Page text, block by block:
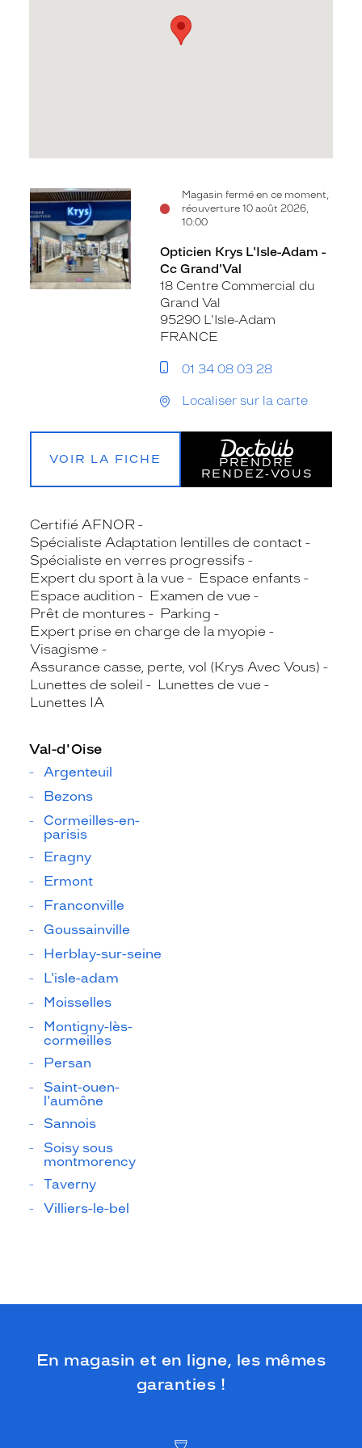
Magasin fermé en ce moment,
réouverture 10 août 2026,
10:00
Voir
la
fiche
Opticien Krys L'Isle-Adam -
Cc Grand'Val
18 Centre Commercial du
Grand Val
95290 L'Isle-Adam
FRANCE
01 34 08 03 28
Localiser sur la carte
VOIR LA FICHE
PRENDRE
RENDEZ‑VOUS
Certifié AFNOR
Spécialiste Adaptation lentilles de contact
Spécialiste en verres progressifs
Expert du sport à la vue
Espace enfants
Espace audition
Examen de vue
Prêt de montures
Parking
Expert prise en charge de la myopie
Visagisme
Assurance casse, perte, vol (Krys Avec Vous)
Lunettes de soleil
Lunettes de vue
Lunettes IA
Val-d'Oise
Argenteuil
Bezons
Cormeilles-en-
parisis
Eragny
Ermont
Franconville
Goussainville
Herblay-sur-seine
L'isle-adam
Moisselles
Montigny-lès-
cormeilles
Persan
Saint-ouen-
l'aumône
Sannois
Soisy sous
montmorency
Taverny
Villiers-le-bel
En magasin et en ligne, les mêmes
garanties !